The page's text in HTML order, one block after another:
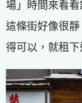
場」時間來看
這條街好像很
得可以，就租下